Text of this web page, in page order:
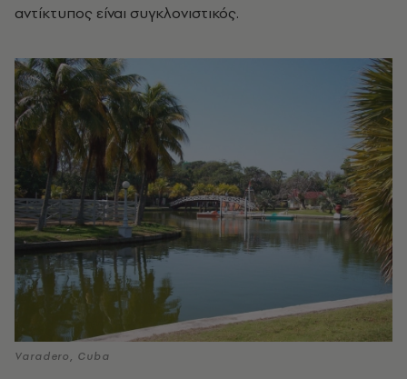
αντίκτυπος είναι συγκλονιστικός.
Varadero, Cuba